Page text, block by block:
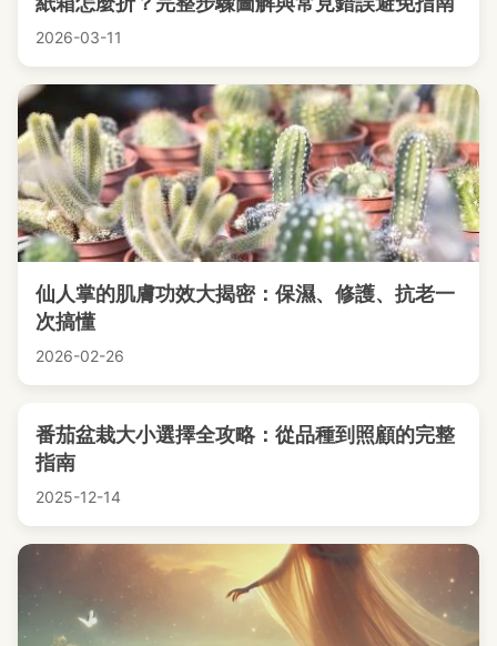
2026-03-11
仙人掌的肌膚功效大揭密：保濕、修護、抗老一
次搞懂
2026-02-26
番茄盆栽大小選擇全攻略：從品種到照顧的完整
指南
2025-12-14